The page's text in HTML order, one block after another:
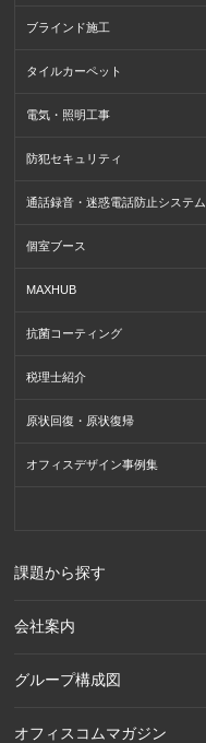
ブラインド施工
タイルカーペット
電気・照明工事
防犯セキュリティ
通話録音・迷惑電話防止システム
個室ブース
MAXHUB
抗菌コーティング
税理士紹介
原状回復・原状復帰
オフィスデザイン事例集
課題から探す
会社案内
グループ構成図
オフィスコムマガジン